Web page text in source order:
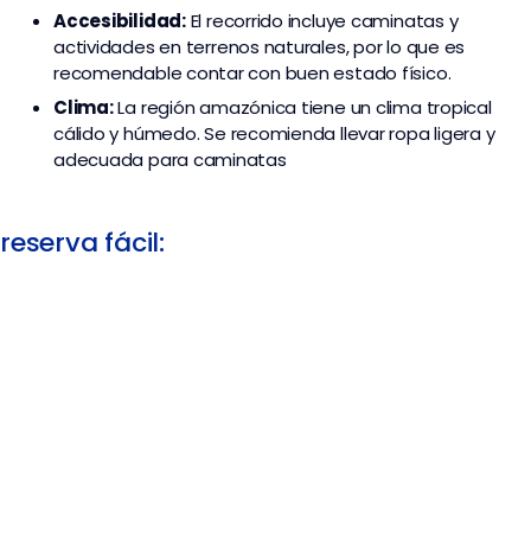
Accesibilidad:El recorrido incluye caminatas y
actividades en terrenos naturales, por lo que es
recomendable contar con buen estado físico.
Clima:La región amazónica tiene un clima tropical
cálido y húmedo. Se recomienda llevar ropa ligera y
adecuada para caminatas
reserva fácil: